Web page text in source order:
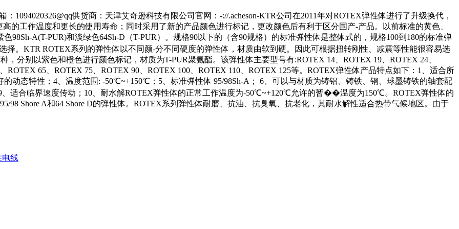
：1094020326@qq供货商：天津艾奇逊科技有限公司官网：-://.acheson-KTR公司在2011年对ROTEX弹性体进行了升级换代，
的工作温度和更长的使用寿命；同时采用了新的产品颜色进行标记，更改颜色后有利于区分国产-产品。以前标准的黄色、
98Sh-A(T-PUR)和淡绿色64Sh-D（T-PUR）。规格90以下的（含90规格）的标准弹性体是整体式的，规格100到180的标准弹
。KTR ROTEX系列的弹性体以不同颜-分不同硬度的弹性体，材质由软到硬。因此可根据扭转刚性、减震等性能很容易选
分别以紫色和橙色进行颜色标记，材质为T-PUR聚氨酯。该弹性体主要型号有:ROTEX 14、ROTEX 19、ROTEX 24、
ROTEX 65、ROTEX 75、ROTEX 90、ROTEX 100、ROTEX 110、ROTEX 125等。ROTEX弹性体产品特点如下：1、适合所
动态特性；4、温度范围: -50℃~+150℃；5、标准弹性体 95/98Sh-A； 6、可以与材质为铸铝、铸铁、钢、球墨铸铁的轴套配
适合临界速度传动；10、耐水解ROTEX弹性体的正常工作温度为-50℃~+120℃允许的暂��温度为150℃。ROTEX弹性体的
98 Shore A和64 Shore D的弹性体。ROTEX系列弹性体耐磨、抗油、抗臭氧、抗老化，其耐水解性适合热带气候地区。由于
电线